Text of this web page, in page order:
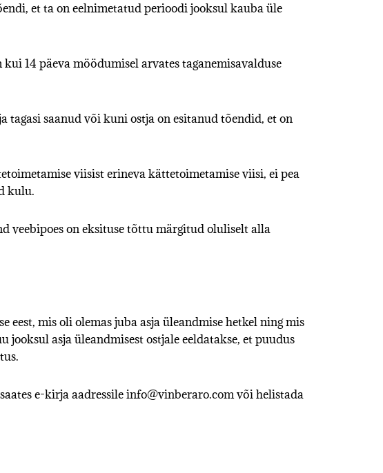
et ta on eelnimetatud perioodi jooksul kauba üle
14 päeva möödumisel arvates taganemisavalduse
tagasi saanud või kuni ostja on esitanud tõendid, et on
viisist erineva kättetoimetamise viisi, ei pea
kulu.
veebipoes on eksituse tõttu märgitud oluliselt alla
mis oli olemas juba asja üleandmise hetkel ning mis
jooksul asja üleandmisest ostjale eeldatakse, et puudus
e-kirja aadressileinfo@vinberaro.comvõi helistada